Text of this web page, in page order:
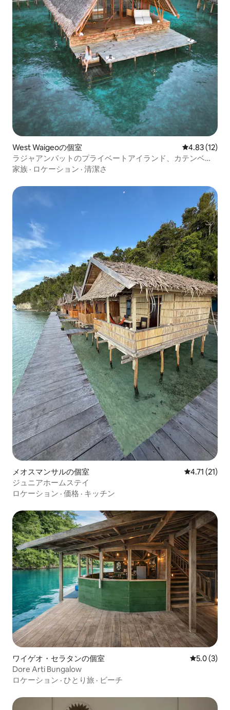
West Waigeoの個室 レビュー12
4.83 (12)
ラジャアンパットのプライベートアイランド、カテンベ
（すべて込み）
家族 · ロケーション · 清潔さ
メオスマンサルの個室 レビュー21
4.71 (21)
ジュニアホームステイ
ロケーション · 価格 · キッチン
ワイゲオ・セラタンの個室 レビュー3
5.0 (3)
Dore Arti Bungalow
ロケーション · ひとり旅 · ビーチ